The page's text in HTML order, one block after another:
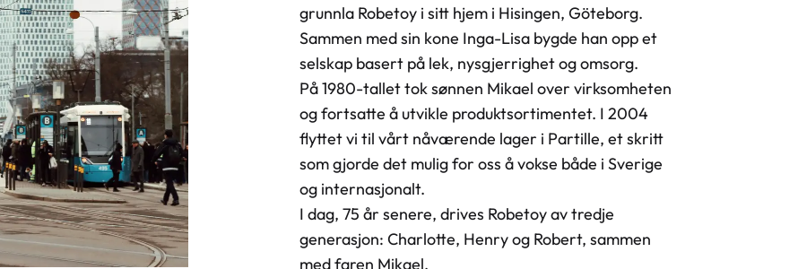
grunnla Robetoy i sitt hjem i Hisingen, Göteborg.
Sammen med sin kone Inga-Lisa bygde han opp et
selskap basert på lek, nysgjerrighet og omsorg.
På 1980-tallet tok sønnen Mikael over virksomheten
og fortsatte å utvikle produktsortimentet. I 2004
flyttet vi til vårt nåværende lager i Partille, et skritt
som gjorde det mulig for oss å vokse både i Sverige
og internasjonalt.
I dag, 75 år senere, drives Robetoy av tredje
generasjon: Charlotte, Henry og Robert, sammen
med faren Mikael.